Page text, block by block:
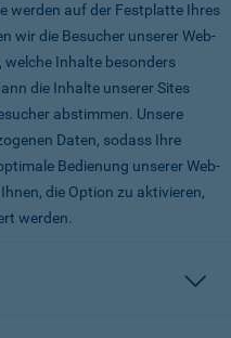
werden auf der Festplatte Ihres
wir die Besucher unserer Web-
welche Inhalte besonders
die Inhalte unserer Sites
abstimmen. Unsere
Daten, sodass Ihre
Bedienung unserer Web-
die Option zu aktivieren,
werden.